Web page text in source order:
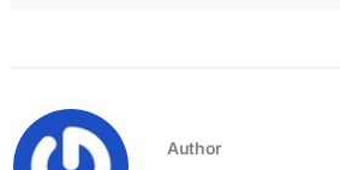
Author